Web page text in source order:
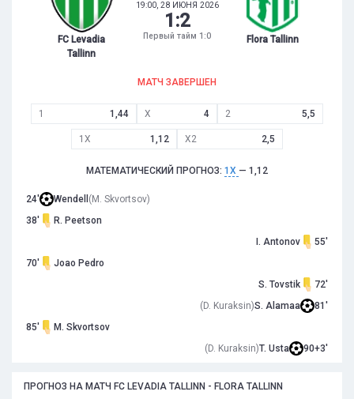
FC Levadia
Tallinn
19:00, 28 ИЮНЯ 2026
1 :2
Первый тайм 1:0 Flora Tallinn
МАТЧ ЗАВЕРШЕН
1 1,44 X 4 2 5,5
1X 1,12 X2 2,5
МАТЕМАТИЧЕСКИЙ ПРОГНОЗ: 1X — 1,12
24' Wendell (M. Skvortsov)
38'
R. Peetson
I. Antonov
55'
70'
Joao Pedro
S. Tovstik
72'
(D. Kuraksin)S. Alamaa
81'
85'
M. Skvortsov
(D. Kuraksin)T. Usta 90+3'
ПРОГНОЗ НА МАТЧ FC LEVADIA TALLINN - FLORA TALLINN